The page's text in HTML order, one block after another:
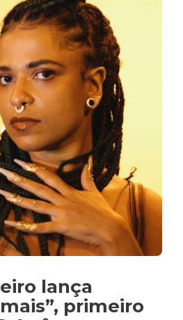
lança
primeiro